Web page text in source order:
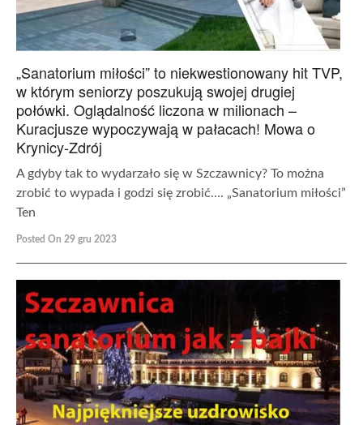
„Sanatorium miłości” to niekwestionowany hit TVP,
w którym seniorzy poszukują swojej drugiej
połówki. Oglądalność liczona w milionach –
Kuracjusze wypoczywają w pałacach! Mowa o
Krynicy-Zdrój
A gdyby tak to wydarzało się w Szczawnicy? To można
zrobić to wypada i godzi się zrobić…. „Sanatorium miłości”
Ten
Posted On 29 gru 2023